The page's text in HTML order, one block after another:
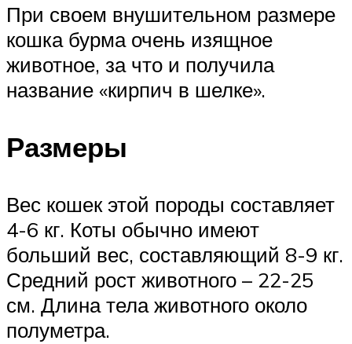
При своем внушительном размере
кошка бурма очень изящное
животное, за что и получила
название «кирпич в шелке».
Размеры
Вес кошек этой породы составляет
4-6 кг. Коты обычно имеют
больший вес, составляющий 8-9 кг.
Средний рост животного – 22-25
см. Длина тела животного около
полуметра.